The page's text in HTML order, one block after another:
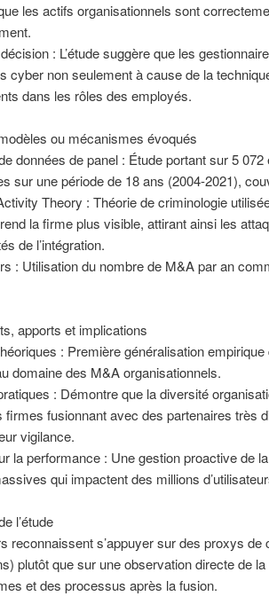
les actifs organisationnels sont
: L’étude suggère que les
cyber non seulement à cause de la
dans les rôles des employés.
ou mécanismes évoqués
données de panel : Étude portant sur 5
sur une période de 18 ans (2004-2021),
Theory : Théorie de criminologie
la firme plus visible, attirant ainsi les
de l’intégration.
: Utilisation du nombre de M&A par an
apports et implications
: Première généralisation
domaine des M&A organisationnels.
: Démontre que la diversité
firmes fusionnant avec des partenaires très
vigilance.
la performance : Une gestion proactive de
qui impactent des millions
l’étude
reconnaissent s’appuyer sur des proxys de
plutôt que sur une observation directe de
et des processus après la fusion.